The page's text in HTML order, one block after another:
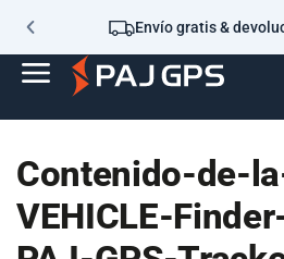
Envío gratis &
Contenido-de-
VEHICLE-